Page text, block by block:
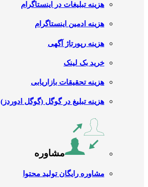
هزینه تبلیغات در اینستاگرام
هزینه ادمین اینستاگرام
هزینه رپورتاژ آگهی
خرید بک لینک
هزینه تحقیقات بازاریابی
هزینه تبلیغ در گوگل (گوگل ادوردز)
مشاوره
مشاوره رایگان تولید محتوا